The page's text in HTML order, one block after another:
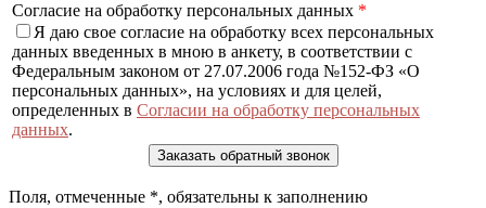
Согласие на обработку персональных данных *
Я даю свое согласие на обработку всех персональных
данных введенных в мною в анкету, в соответствии с
Федеральным законом от 27.07.2006 года №152-ФЗ «О
персональных данных», на условиях и для целей,
определенных в Согласии на обработку персональных
данных.
Поля, отмеченные *, обязательны к заполнению